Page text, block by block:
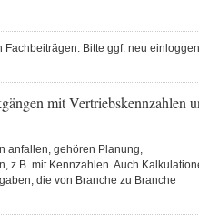
Bitte ggf. neu
mit Vertriebskennzahlen
anfallen, gehören Planung,
z.B. mit Kennzahlen. Auch
die von Branche zu Branche